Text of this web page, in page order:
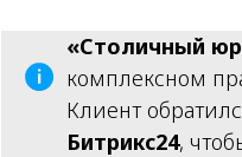
«Столичный
комплексном
Клиент
Битрикс24,